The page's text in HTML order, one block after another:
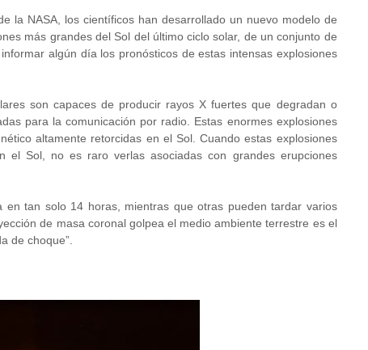
la NASA, los científicos han desarrollado un nuevo modelo de
más grandes del Sol del último ciclo solar, de un conjunto de
algún día los pronósticos de estas intensas explosiones
son capaces de producir rayos X fuertes que degradan o
para la comunicación por radio. Estas enormes explosiones
altamente retorcidas en el Sol. Cuando estas explosiones
el Sol, no es raro verlas asociadas con grandes erupciones
tan solo 14 horas, mientras que otras pueden tardar varios
de masa coronal golpea el medio ambiente terrestre es el
de choque”.